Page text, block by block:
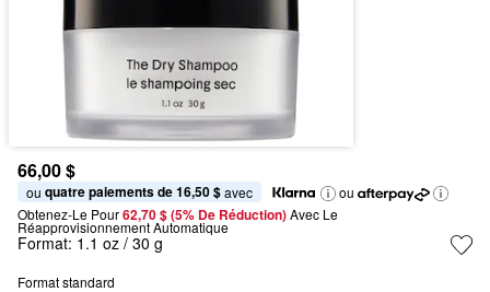
66,00 $
ou quatre paiements de 16,50 $ avec
ou
Obtenez-Le Pour62,70 $ (5% De Réduction) Avec Le
Réapprovisionnement Automatique
Format: 1.1 oz / 30 g
Format standard